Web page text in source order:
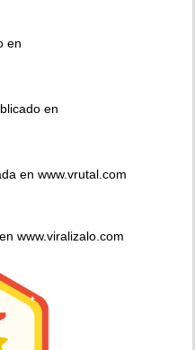
en
en
en www.vrutal.com
www.viralizalo.com